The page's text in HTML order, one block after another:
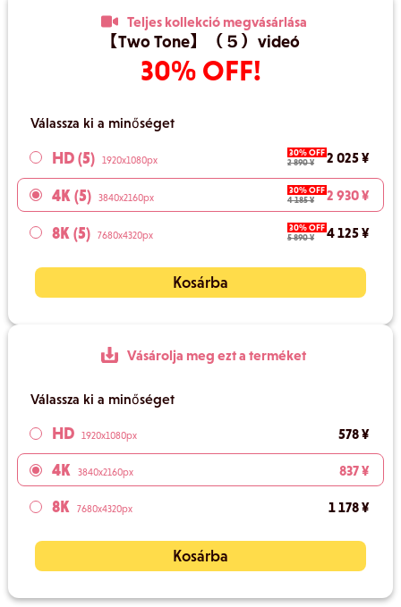
Teljes kollekció megvásárlása
【Two Tone】（５）videó
30% OFF!
Válassza ki a minőséget
HD (5) 1920x1080px
30% OFF
2 890 ¥
2 025 ¥
4K (5) 3840x2160px
30% OFF
4 185 ¥
2 930 ¥
8K (5) 7680x4320px
30% OFF
5 890 ¥
4 125 ¥
Kosárba
Vásárolja meg ezt a terméket
Válassza ki a minőséget
HD 1920x1080px 578 ¥
4K 3840x2160px 837 ¥
8K 7680x4320px 1 178 ¥
Kosárba